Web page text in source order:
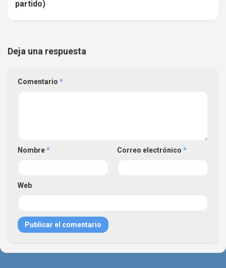
partido)
Deja una respuesta
Comentario *
Nombre* Correo electrónico *
Web